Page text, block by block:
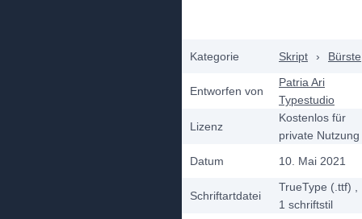
Kategorie Skript › Bürste
Entworfen von
Patria Ari
Typestudio
Lizenz
Kostenlos für
private Nutzung
Datum
10. Mai 2021
Schriftartdatei
TrueType (.ttf)
1 schriftstil